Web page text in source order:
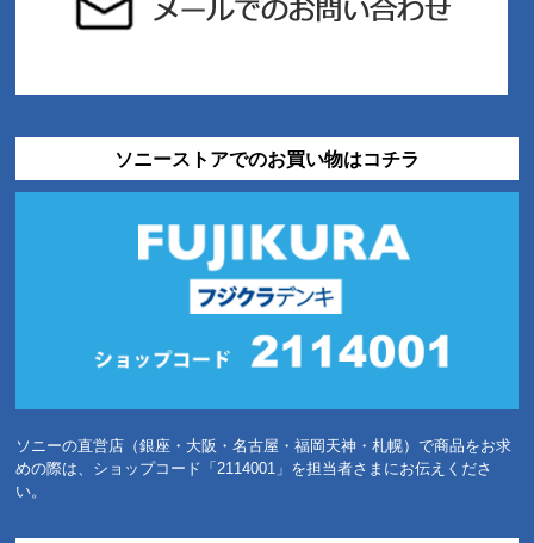
ソニーストアでのお買い物はコチラ
ソニーの直営店（銀座・大阪・名古屋・福岡天神・札幌）で商品をお求
めの際は、ショップコード「2114001」を担当者さまにお伝えくださ
い。